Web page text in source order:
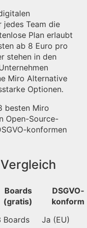
Team die
Plan erlaubt
ab 8 Euro pro
stehen in den
Miro Alternative
Optionen.
besten Miro
Open-Source-
konformen
Boards
(gratis)
DSGVO-
konform
Boards Ja (EU)